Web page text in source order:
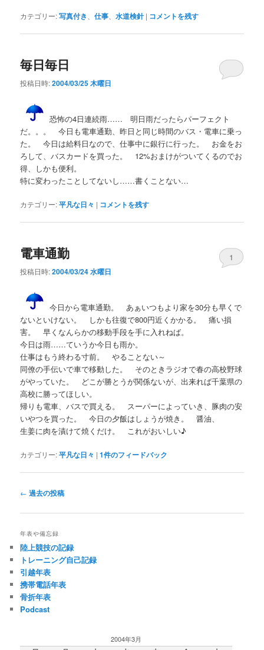
カテゴリー:写真付き 、仕事 、水道検針 | コメントを残す
毎日毎日
投稿日時:2004/03/25 木曜日
恐怖の4日連続雨…… 明日雨だったらパーフェクト
だ。。。 今日も電車通勤、昨日と同じ時間のバス・電車に乗っ
た。 今日は給料日なので、仕事中に銀行に行った。 お金をお
ろして、バスカードを買った。 12%おまけがついてくるのでお
得、しかも便利。
特に変わったことしてないし……書くことない…
カテゴリー:平凡な日々 | コメントを残す
電車通勤
投稿日時:2004/03/24 水曜日
1
今日から電車通勤。 あぁいつもより家を30分も早くで
ないといけない。 しかも往復で800円近くかかる。 痛い損
害。 早くなんらかの移動手段を手に入れねば。
今日は雨……ていうか今日も雨か。
仕事はもう終わる寸前。 やることない～
同僚の手伝いで車で移動した。 そのときラジオで春の高校野球
がやっていた。 どこが勝とうが関係ないが、出来れば千葉県の
高校に勝ってほしい。
帰りも電車、バスで買える。 スーパーによっていき、豚肉の安
いやつを買った。 今日の夕飯はしょうが焼き。 醤油、
生姜に肉を漬けて焼くだけ。 これがおいしい♪
カテゴリー:平凡な日々 |1件のフィードバック
投
ナ
ビ
ゲ
ー
シ
ョ
ン
← 過去の投稿
年表や備忘録
陸上競技の記録
トレーニング自己記録
引越年表
携帯電話年表
骨折年表
Podcast
2004年3月